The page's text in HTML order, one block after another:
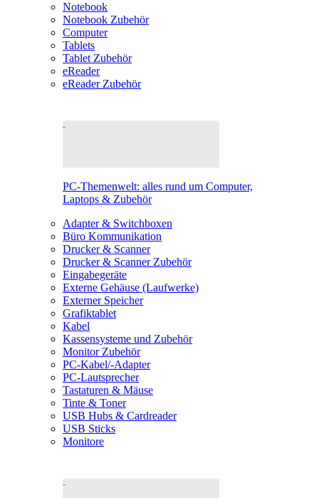
Notebook
Notebook Zubehör
Computer
Tablets
Tablet Zubehör
eReader
eReader Zubehör
PC-Themenwelt: alles rund um Computer,
Laptops & Zubehör
Adapter & Switchboxen
Büro Kommunikation
Drucker & Scanner
Drucker & Scanner Zubehör
Eingabegeräte
Externe Gehäuse (Laufwerke)
Externer Speicher
Grafiktablet
Kabel
Kassensysteme und Zubehör
Monitor Zubehör
PC-Kabel/-Adapter
PC-Lautsprecher
Tastaturen & Mäuse
Tinte & Toner
USB Hubs & Cardreader
USB Sticks
Monitore